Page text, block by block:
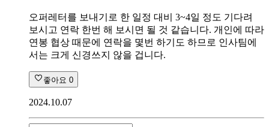
오퍼레터를 보내기로 한 일정 대비 3~4일 정도 기다려
보시고 연락 한번 해 보시면 될 것 같습니다. 개인에 따라
연봉 협상 때문에 연락을 몇번 하기도 하므로 인사팀에
서는 크게 신경쓰지 않을 겁니다.
좋아요 0
2024.10.07